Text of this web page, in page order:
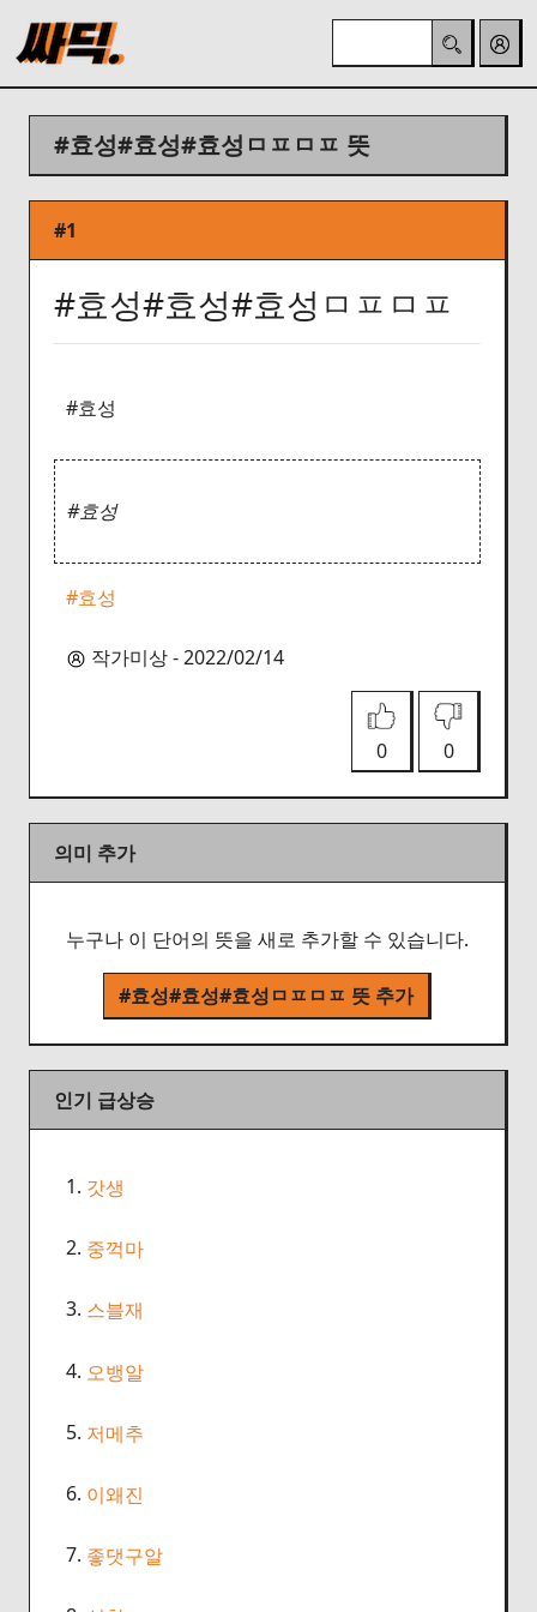
#효성#효성#효성ㅁㅍㅁㅍ 뜻
#1
#효성#효성#효성ㅁㅍㅁㅍ
#효성
#효성
#효성
작가미상 - 2022/02/14
0 0
의미 추가
누구나 이 단어의 뜻을 새로 추가할 수 있습니다.
#효성#효성#효성ㅁㅍㅁㅍ 뜻 추가
인기 급상승
1. 갓생
2. 중꺽마
3. 스블재
4. 오뱅알
5. 저메추
6. 이왜진
7. 좋댓구알